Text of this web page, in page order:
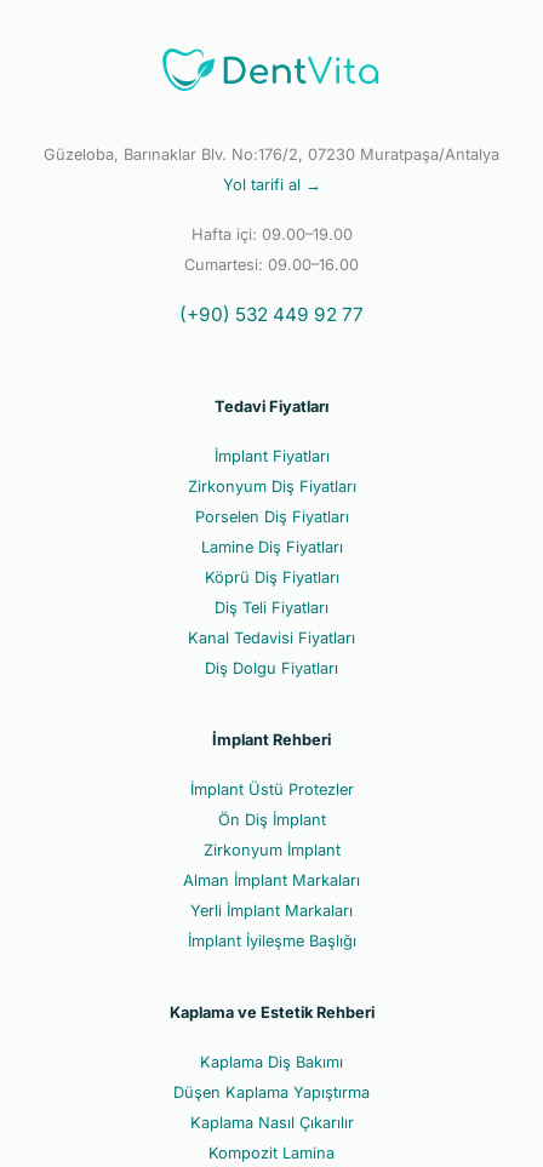
Güzeloba, Barınaklar Blv. No:176/2, 07230 Muratpaşa/Antalya
Yol tarifi al →
Hafta içi: 09.00–19.00
Cumartesi: 09.00–16.00
(+90) 532 449 92 77
Tedavi Fiyatları
İmplant Fiyatları
Zirkonyum Diş Fiyatları
Porselen Diş Fiyatları
Lamine Diş Fiyatları
Köprü Diş Fiyatları
Diş Teli Fiyatları
Kanal Tedavisi Fiyatları
Diş Dolgu Fiyatları
İmplant Rehberi
İmplant Üstü Protezler
Ön Diş İmplant
Zirkonyum İmplant
Alman İmplant Markaları
Yerli İmplant Markaları
İmplant İyileşme Başlığı
Kaplama ve Estetik Rehberi
Kaplama Diş Bakımı
Düşen Kaplama Yapıştırma
Kaplama Nasıl Çıkarılır
Kompozit Lamina